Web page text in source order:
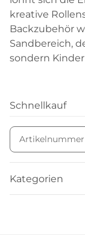
kreative
Backzubehör
Sandbereich,
sondern
Schnellkauf
Kategorien